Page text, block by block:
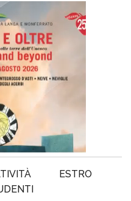
ESTRO